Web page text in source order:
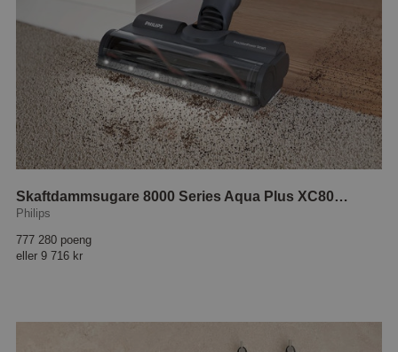
Skaftdammsugare 8000 Series Aqua Plus XC8055/01
Philips
777 280 poeng
eller 9 716 kr